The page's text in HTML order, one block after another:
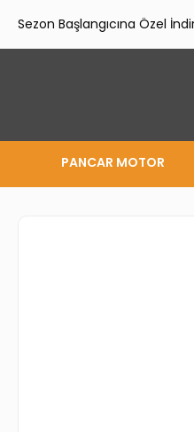
Sezon Başlangıcına Özel
PANCAR MOTOR